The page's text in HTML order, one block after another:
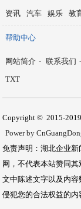
资讯 汽车 娱乐 教
帮助中心
网站简介 - 联系我们 -
TXT
Copyright © 2015-2019
Power by
免责声明：湖北企业
网，不代表本站赞同
文中陈述文字以及内
侵犯您的合法权益的内